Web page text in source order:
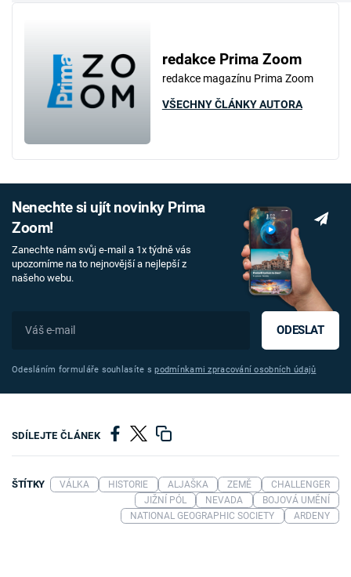
redakce Prima Zoom
redakce magazínu Prima Zoom
VŠECHNY ČLÁNKY AUTORA
Nenechte si ujít novinky Prima
Zoom!
Zanechte nám svůj e-mail a 1x týdně vás
upozorníme na to nejnovější a nejlepší z
našeho webu.
ODESLAT
Odesláním formuláře souhlasíte spodmínkami zpracování osobních údajů
SDÍLEJTE ČLÁNEK
ŠTÍTKY VÁLKA HISTORIE ALJAŠKA ZEMĚ
CHALLENGER
JIŽNÍ PÓL
NEVADA
BOJOVÁ UMĚNÍ
NATIONAL GEOGRAPHIC SOCIETY
ARDENY